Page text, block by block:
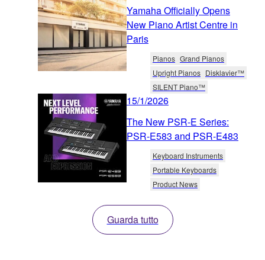
Yamaha Officially Opens
New Piano Artist Centre in
Paris
Pianos Grand Pianos
Upright Pianos Disklavier™
SILENT Piano™
15/1/2026
The New PSR-E Series:
PSR-E583 and PSR-E483
Keyboard Instruments
Portable Keyboards
Product News
Guarda tutto